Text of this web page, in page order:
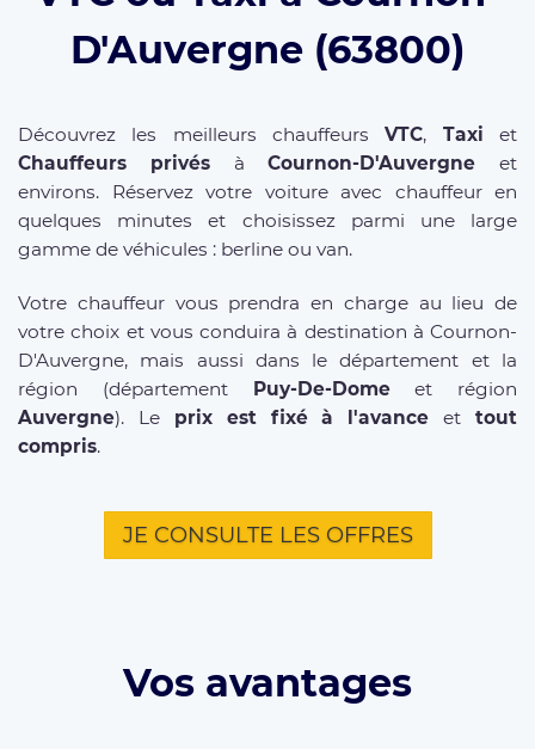
D'Auvergne (63800)
Découvrez les meilleurs chauffeursVTC, Taxi et
Chauffeurs privésàCournon-D'Auvergne et
environs. Réservez votre voiture avec chauffeur en
quelques minutes et choisissez parmi une large
gamme de véhicules : berline ou van.
Votre chauffeur vous prendra en charge au lieu de
votre choix et vous conduira à destination à Cournon-
D'Auvergne, mais aussi dans le département et la
région (département
Puy-De-Domeet région
Auvergne). Le prix est fixé à l'avance et tout
compris.
JE CONSULTE LES OFFRES
Vos avantages